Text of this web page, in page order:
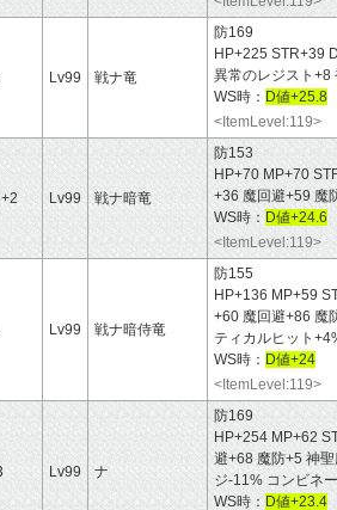
Lv99 戦ナ竜
防169
HP+225 STR+39
異常のレジスト+8
WS時： D値+25.8
<ItemLevel:119>
Lv99 戦ナ暗竜
防153
HP+70 MP+70
+36 魔回避+59 魔
WS時： D値+24.6
<ItemLevel:119>
Lv99 戦ナ暗侍竜
防155
HP+136 MP+59
+60 魔回避+86 魔
ティカルヒット
WS時： D値+24
<ItemLevel:119>
Lv99 ナ
防169
HP+254 MP+62
避+68 魔防+5 神
ジ-11% コンビネ
WS時： D値+23.4